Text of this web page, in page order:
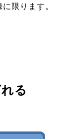
限ります。
る